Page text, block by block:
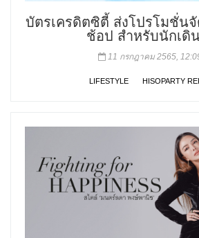
บัตรเครดิตซิตี้ ส่งโปรโมชั่น
ช้อป สำหรับนักเดิ
11 กรกฎาคม 2565,
LIFESTYLE HISOPARTY